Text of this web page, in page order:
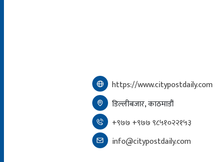
https://www.citypostdaily.com
डिल्लीबजार, काठमाडौं
+९७७ +९७७ ९८५१०२२१५३
info@citypostdaily.com